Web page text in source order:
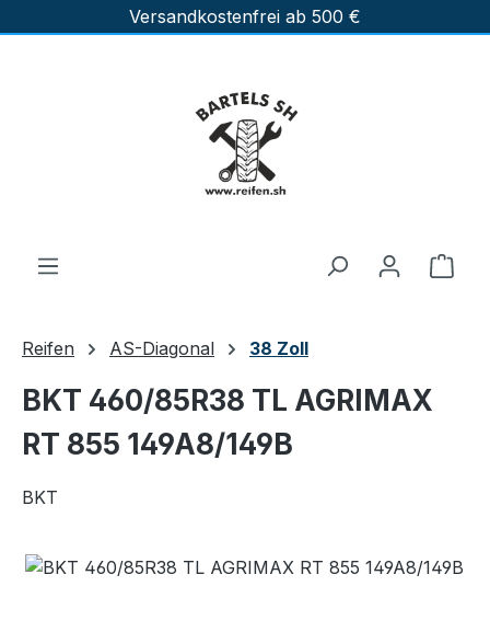
Zum Hauptinhalt springenVersandkostenfrei ab 500 €
Reifen AS-Diagonal 38 Zoll
BKT 460/85R38 TL AGRIMAX
RT 855 149A8/149B
BKT
Bildergalerie überspringen